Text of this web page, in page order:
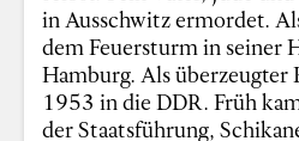
in Ausschwitz ermordet.
dem Feuersturm in seiner
Hamburg. Als
1953 in die DDR. Früh
der Staatsführung,